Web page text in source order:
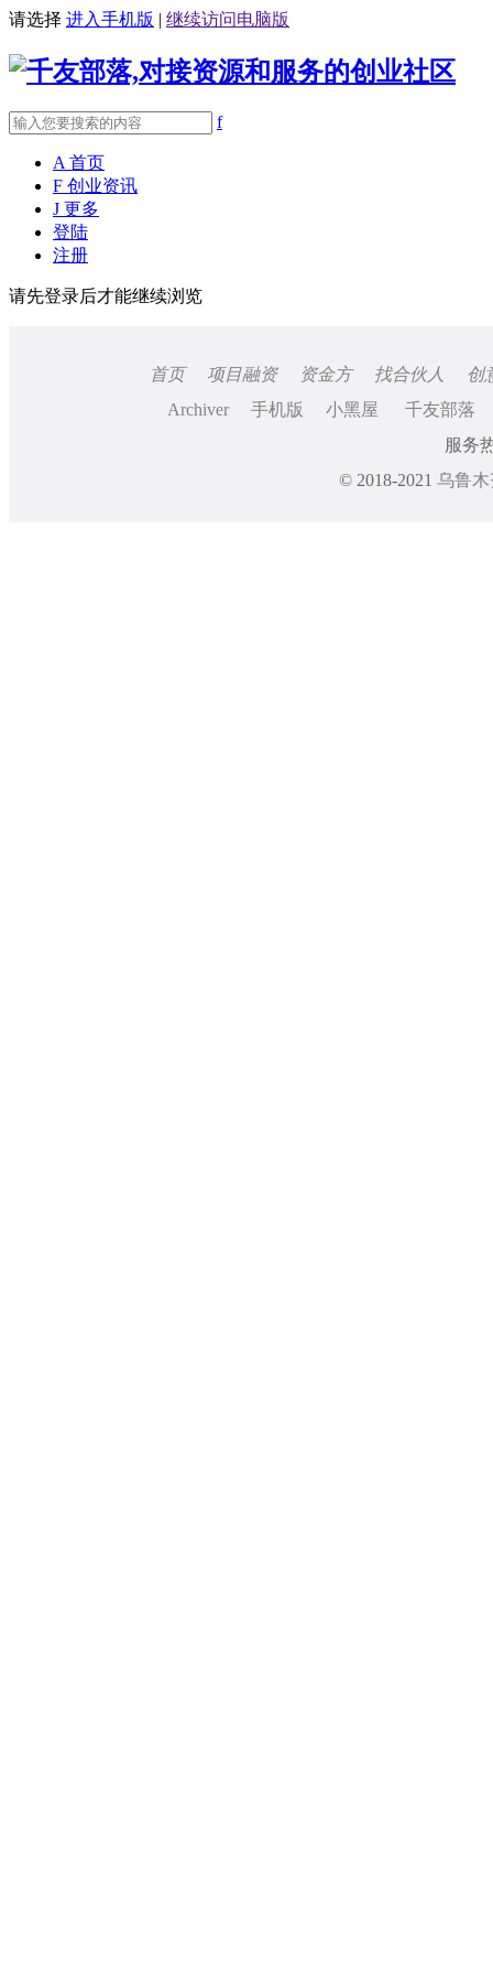
请选择 进入手机版 | 继续访问电脑版
f
A 首页
F 创业资讯
J 更多
登陆
注册
请先登录后才能继续浏览
首页 项目融资 资金方 找合伙人
创
Archiver
手机版 小黑屋
千友部落
服务
© 2018-2021 乌鲁